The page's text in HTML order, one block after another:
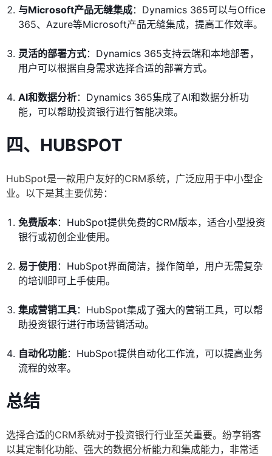
与Microsoft产品无缝集成：Dynamics 365可以与Office
365、Azure等Microsoft产品无缝集成，提高工作效率。
灵活的部署方式：Dynamics 365支持云端和本地部署，
用户可以根据自身需求选择合适的部署方式。
AI和数据分析：Dynamics 365集成了AI和数据分析功
能，可以帮助投资银行进行智能决策。
四、 HUBSPOT
HubSpot是一款用户友好的CRM系统，广泛应用于中小型企
业。以下是其主要优势：
免费版本：HubSpot提供免费的CRM版本，适合小型投资
银行或初创企业使用。
易于使用 ：HubSpot界面简洁，操作简单，用户无需复杂
的培训即可上手使用。
集成营销工具：HubSpot集成了强大的营销工具，可以帮
助投资银行进行市场营销活动。
自动化功能：HubSpot提供自动化工作流，可以提高业务
流程的效率。
总结
选择合适的CRM系统对于投资银行行业至关重要。纷享销客
以其定制化功能、强大的数据分析能力和集成能力，非常适